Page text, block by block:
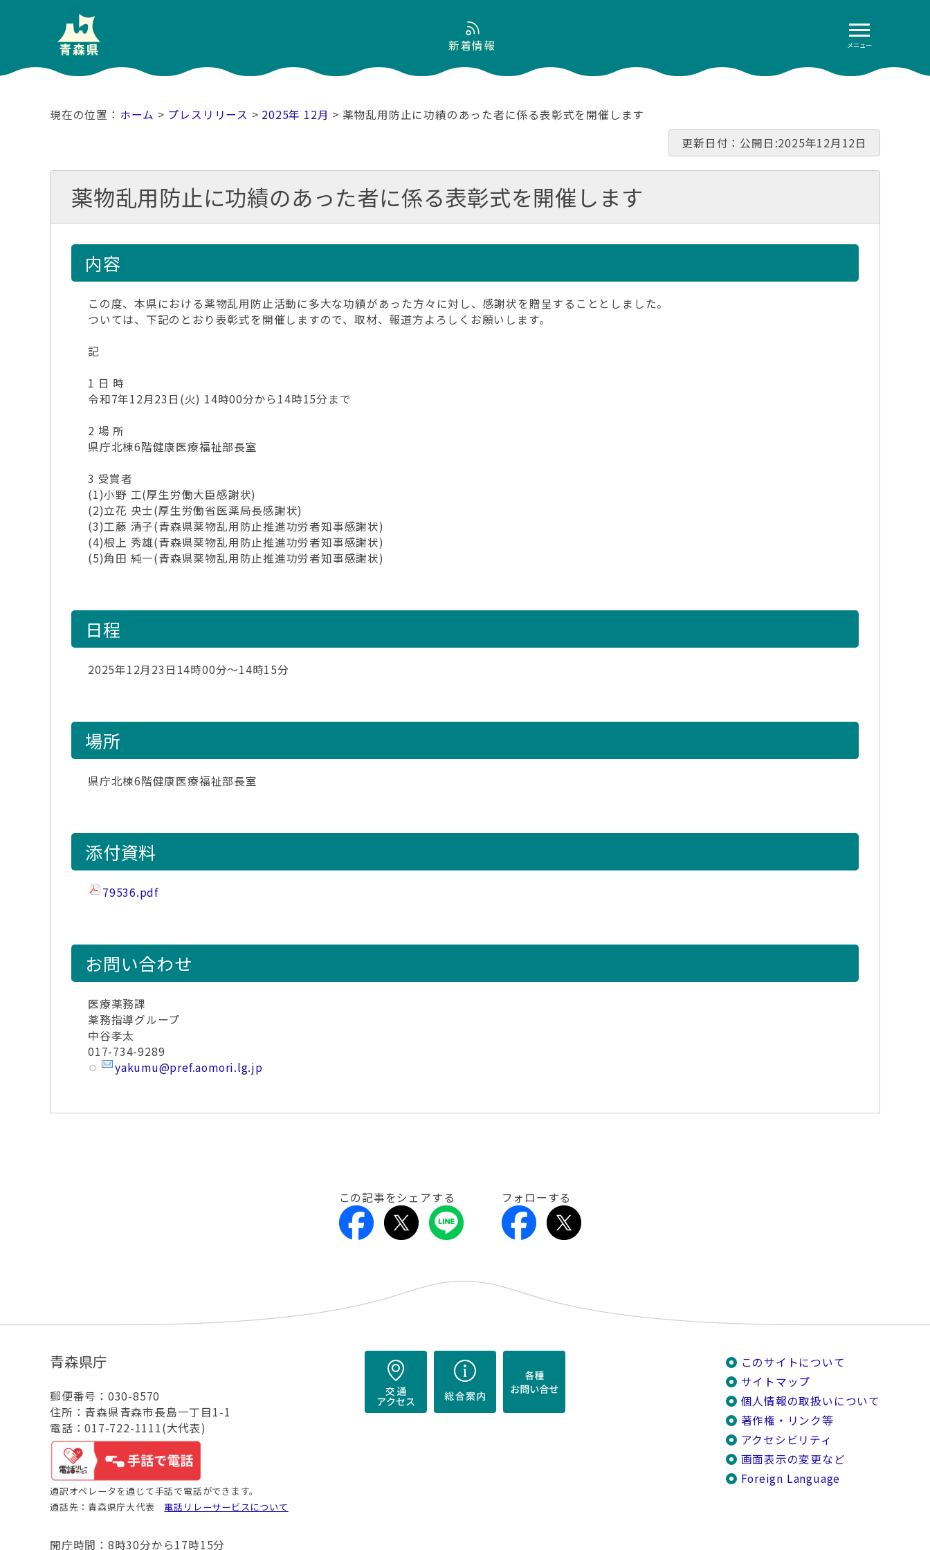
メニュー
新着情報
ホーム > プレスリリース > 2025年 12月 > 薬物乱用防止に功績のあった者に係る表彰式を開催します
更新日付：公開日:2025年12月12日
薬物乱用防止に功績のあった者に係る表彰式を開催します
内容
この度、本県における薬物乱用防止活動に多大な功績があった方々に対し、感謝状を贈呈することとしました。
ついては、下記のとおり表彰式を開催しますので、取材、報道方よろしくお願いします。
記
1 日 時
令和7年12月23日(火) 14時00分から14時15分まで
2 場 所
県庁北棟6階健康医療福祉部長室
3 受賞者
(1)小野 工(厚生労働大臣感謝状)
(2)立花 央士(厚生労働省医薬局長感謝状)
(3)工藤 清子(青森県薬物乱用防止推進功労者知事感謝状)
(4)根上 秀雄(青森県薬物乱用防止推進功労者知事感謝状)
(5)角田 純一(青森県薬物乱用防止推進功労者知事感謝状)
日程
2025年12月23日14時00分～14時15分
場所
県庁北棟6階健康医療福祉部長室
添付資料
79536.pdf
お問い合わせ
医療薬務課
薬務指導グループ
中谷孝太
017-734-9289
yakumu@pref.aomori.lg.jp
この記事をシェアする フォローする
青森県庁
郵便番号：030-8570
住所：青森県青森市長島一丁目1-1
電話：017-722-1111(大代表)
通訳オペレータを通じて手話で電話ができます。
通話先：青森県庁大代表 電話リレーサービスについて
開庁時間：8時30分から17時15分
このサイトについて
サイトマップ
個人情報の取扱いについて
著作権・リンク等
アクセシビリティ
画面表示の変更など
Foreign Language